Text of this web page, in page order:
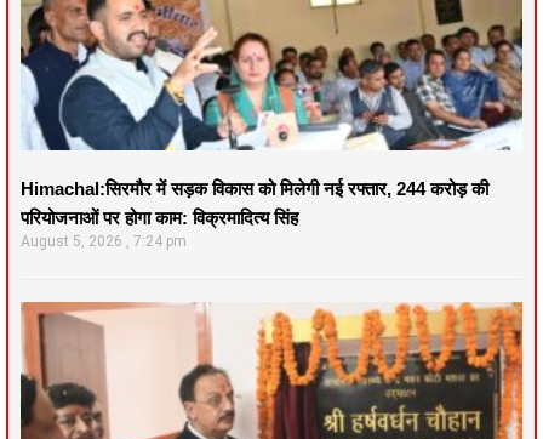
Himachal:सिरमौर में सड़क विकास को मिलेगी नई रफ्तार, 244 करोड़ की
परियोजनाओं पर होगा काम: विक्रमादित्य सिंह
August 5, 2026 7:24 pm